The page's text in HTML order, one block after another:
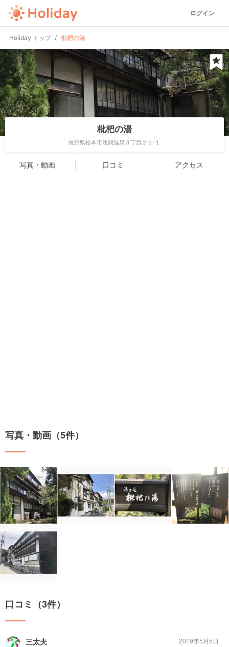
ログイン
Holiday トップ 枇杷の湯
枇杷の湯
長野県松本市浅間温泉３丁目２６-１
写真・動画 口コミ アクセス
写真・動画（5件）
口コミ（3件）
三太夫
2019年5月5日